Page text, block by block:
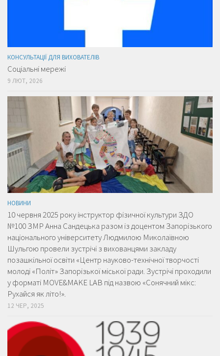
КОНСУЛЬТАЦІЇ ДЛЯ ВИХОВАТЕЛІВ
Соціальні мережі
9 ЛЮТ, 2026
НОВИНИ
10 червня 2025 року інструктор фізичної культури ЗДО
№100 ЗМР Анна Сандецька разом із доцентом Запорізького
національного університету Людмилою Миколаївною
Шульгою провели зустрічі з вихованцями закладу
позашкільної освіти «Центр науково-технічної творчості
молоді «Політ» Запорізької міської ради. Зустрічі проходили
у форматі MOVE&MAKE LAB під назвою «Сонячний мікс:
Рухайся як літо!».
12 ЧЕР, 2025